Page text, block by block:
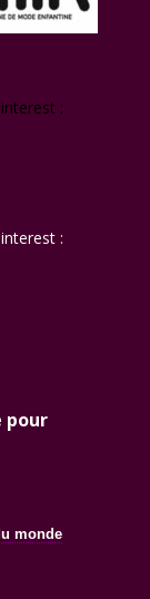
:
:
pour
monde